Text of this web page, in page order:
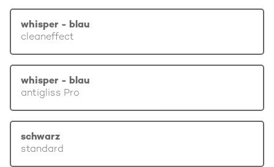
whisper - blau
cleaneffect
whisper - blau
antigliss Pro
schwarz
standard